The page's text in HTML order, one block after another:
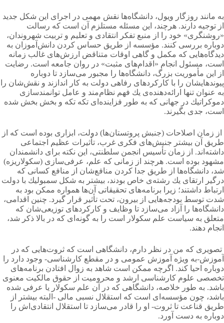
به مانند روزگار ویول، دانشگاه‌ها نقش مهمی در اجرای این شكل جدید
از توجیه دارند. هرچند، این مسئله مستلزم آن است كه رسالت
«روشنگری» خود را از منبع تفكر انتقادی و تعلیم و تربیت شهروندان،
دوباره بررسی كنند. مؤسسه از طریق حساس كردن دانش‌آموزان به
دیدگاه‌هایی كه مكمل و گاهی اوقات متناقض ارزش‌های غالب زمانه
است، مسئول انجام «اقدام‌های مثبت» در روان جامعه است. رضایت
از این مأموریت بزرگ، دانشگاه‌ها را مجبور می‌سازد تا دوباره
پیوندهایشان را با كاركردهای رفاهی دولت به كار اندازند و نقش‌شان را
به عنوان تنها ارائه‌دهنده‌ی یك فهم نظام‌مند و عامل توانمندسازی
دموكراتیك در جهانی كه به طور فزاینده‌ای تكه‌ تكه و بخش‌ بخش شده
است، جدی بگیرند.
از زمان اصلاحات (جنبش پروتستان‌ها) دولت، ابزاری بوده است كه از
طریق آن بیشتر جنبش‌های فكری غرب، تأثیرات عظیم اجتماعی
داشته‌اند. از زمان تأسیس انجمن سلطنتی، این نكته برای دانشمندان
مشهود بوده است. هرچند از زمانی كه علم، عرفی‌سازی (سكولاریزه)
شد، دانشگاه‌ها از طریق جدا كردن منافع‌شان از منافع كسانی كه
درگیر ارتقای یك رشته‌ی خاص بودند، بیشتر به شكل سمبولیك با دولت
ارتباط داشتند؛ زیرا برنامه‌های تحقیقاتی آن‌ها همواره ممكن بود به
شدت توسط بودجه‌هایی از بیرون، تحت تأثیر قرار گیرد. چنین اقدامی،
دانشگاه‌ها را آزاد می‌سازد تا وظایف و كاركردهای توزیعی‌شان كه
متعلق به سیاست علم سكولار است را به گونه‌ای كه در بالا ذكر شد،
انجام دهند.
تصویری كه من در نظر دارم، دانشگاهی است كه ثروت‌هایی كه در
آموزش-به ویژه آموزش عمومی و در مقطع كارشناسی- وجود دارد را
دوباره احیا كند. اگرچه ممكن است شاهد به زوال افتادن برنامه‌های
تخصصی علوم كارشناسی ارشد و محرومیت از حقوق مالكیت معنوی
باشد. به طور خلاصه، دانشگاهی كه در آن علم سكولار یا عرفی شده
باشد، چون مؤسسه‌ای است كه استقلال نسبی مالی -البته بیشتر از
طریق قناعت تا ثروت- او را قادر می‌سازد تا استقلال انتقادی‌اش را
دوباره به دست آورد.